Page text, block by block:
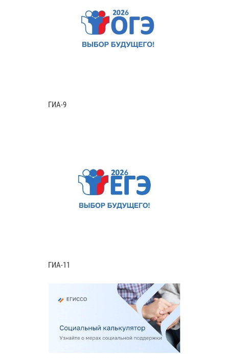
ГИА-9
ГИА-11